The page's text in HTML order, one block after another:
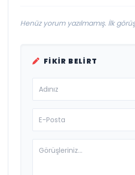
Henüz yorum yazılmamış. İlk
FIKIR BELIRT